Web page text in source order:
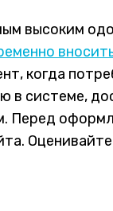
высоким
когда
в системе,
Перед